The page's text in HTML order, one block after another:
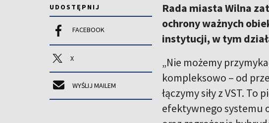
UDOSTĘPNIJ
FACEBOOK
X
WYŚLIJ MAILEM
Rada miasta Wilna
ochrony ważnych
instytucji, w tym
„Nie możemy
kompleksowo – od
łączymy siły z VST.
efektywnego systemu